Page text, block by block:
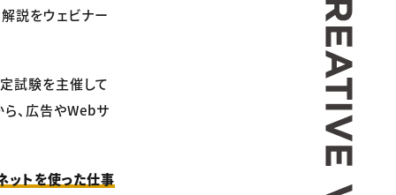
解説をウェビナー
試験を主催して
、広告やWebサ
ットを使った仕事